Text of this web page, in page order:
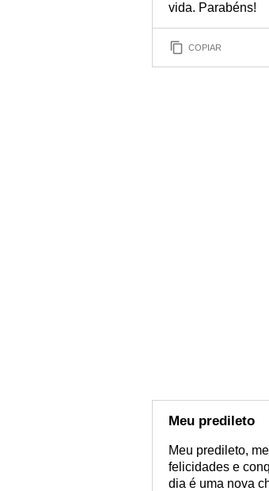
vida. Parabéns!
COPIAR
Meu predileto
Meu predileto,
felicidades e
dia é uma nova